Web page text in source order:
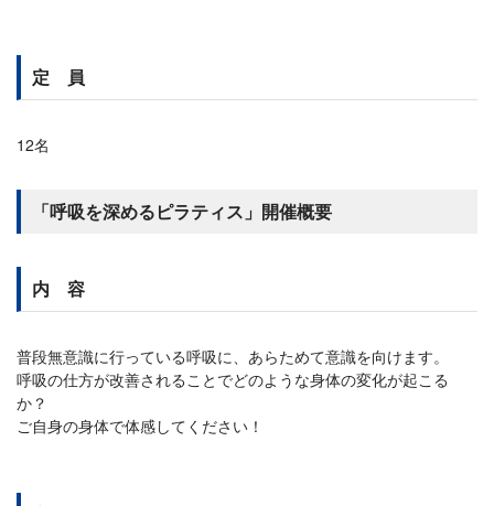
定 員
12名
「呼吸を深めるピラティス」開催概要
内 容
普段無意識に行っている呼吸に、あらためて意識を向けます。
呼吸の仕方が改善されることでどのような身体の変化が起こる
か？
ご自身の身体で体感してください！